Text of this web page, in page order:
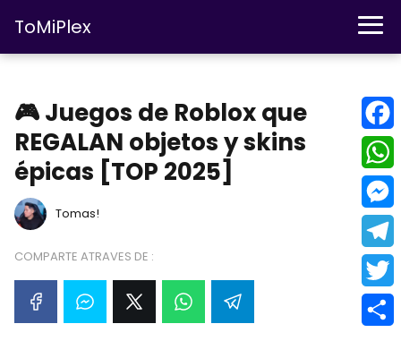
ToMiPlex
🎮 Juegos de Roblox que
REGALAN objetos y skins
épicas [TOP 2025]
Tomas!
COMPARTE ATRAVES DE :
F
a
c
e
b
o
W
h
a
t
s
M
e
s
s
T
e
l
T